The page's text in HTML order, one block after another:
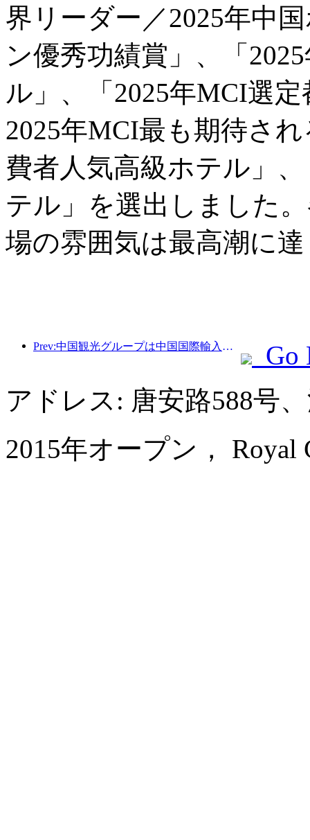
界リーダー／2025年中
ン優秀功績賞」、「
ル」、「2025年MCI選
2025年MCI最も期待さ
費者人気高級ホテル」
テル」を選出しました
場の雰囲気は最高潮に
Prev:中国観光グループは中国国際輸入博覧会に8年連続で参加し、総額10億米ドルを超える契約を締結しています。
Go
アドレス: 唐安路588号
2015年オープン， Royal